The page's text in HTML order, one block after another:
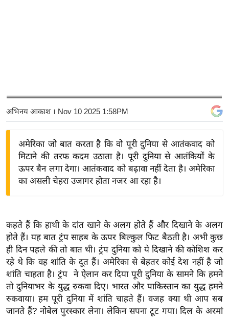
बि
ज़
द्यो
त
वि
शे
ष
ज्ञ
रा
य
अभिनय आकाश। Nov 10 2025 1:58PM
अमेरिका जो बात करता है कि वो पूरी दुनिया से आतंकवाद को
मिटाने की तरफ कदम उठाता है। पूरी दुनिया से आतंकियों के
ऊपर बैन लगा देगा। आतंकवाद को बढ़ावा नहीं देता है। अमेरिका
का असली चेहरा उजागर होता नजर आ रहा है।
कहते हैं कि हाथी के दांत खाने के अलग होते हैं और दिखाने के अलग
होते हैं। यह बात ट्रंप साहब के ऊपर बिल्कुल फिट बैठती है। अभी कुछ
ही दिन पहले की तो बात थी। ट्रंप दुनिया को ये दिखाने की कोशिश कर
रहे थे कि वह शांति के दूत हैं। अमेरिका से बेहतर कोई देश नहीं है जो
शांति चाहता है। ट्रंप ने ऐलान कर दिया पूरी दुनिया के सामने कि हमने
तो दुनियाभर के युद्ध रुकवा दिए। भारत और पाकिस्तान का युद्ध हमने
रुकवाया। हम पूरी दुनिया में शांति चाहते हैं। वजह क्या थी आप सब
जानते हैं? नोबेल पुरस्कार लेना। लेकिन सपना टूट गया। दिल के अरमां